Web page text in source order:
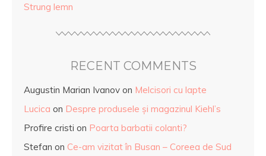
Strung lemn
RECENT COMMENTS
Augustin Marian Ivanov on Melcisori cu lapte
Lucica on Despre produsele și magazinul Kiehl’s
Profire cristi on Poarta barbatii colanti?
Stefan on Ce-am vizitat în Busan – Coreea de Sud